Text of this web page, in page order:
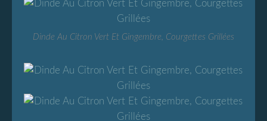
Dinde Au Citron Vert Et Gingembre, Courgettes Grillées